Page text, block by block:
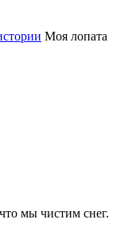
Моя лопата
мы чистим снег.